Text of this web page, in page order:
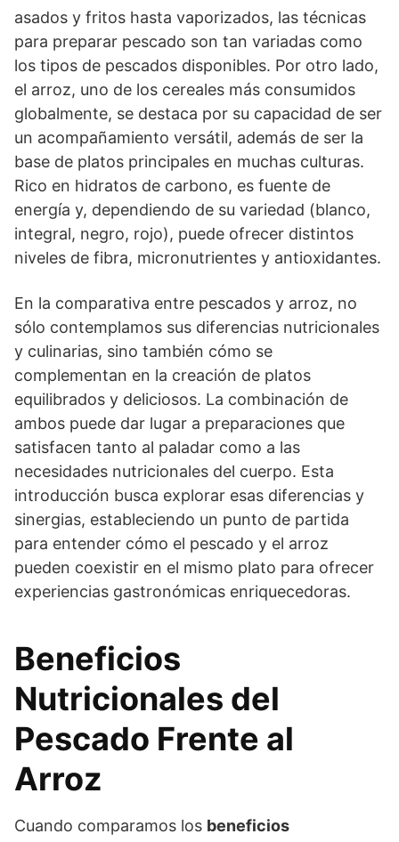
asados y fritos hasta vaporizados, las técnicas
para preparar pescado son tan variadas como
los tipos de pescados disponibles. Por otro lado,
el arroz, uno de los cereales más consumidos
globalmente, se destaca por su capacidad de ser
un acompañamiento versátil, además de ser la
base de platos principales en muchas culturas.
Rico en hidratos de carbono, es fuente de
energía y, dependiendo de su variedad (blanco,
integral, negro, rojo), puede ofrecer distintos
niveles de fibra, micronutrientes y antioxidantes.
En la comparativa entre pescados y arroz, no
sólo contemplamos sus diferencias nutricionales
y culinarias, sino también cómo se
complementan en la creación de platos
equilibrados y deliciosos. La combinación de
ambos puede dar lugar a preparaciones que
satisfacen tanto al paladar como a las
necesidades nutricionales del cuerpo. Esta
introducción busca explorar esas diferencias y
sinergias, estableciendo un punto de partida
para entender cómo el pescado y el arroz
pueden coexistir en el mismo plato para ofrecer
experiencias gastronómicas enriquecedoras.
Beneficios
Nutricionales del
Pescado Frente al
Arroz
Cuando comparamos los beneficios